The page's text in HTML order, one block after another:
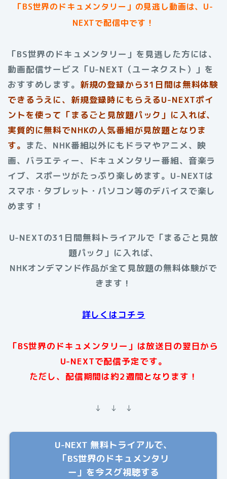
「BS世界のドキュメンタリー」 の見逃し動画は、U-
NEXTで配信中です！
「BS世界のドキュメンタリー」を見逃した方には、
動画配信サービス「U-NEXT（ユーネクスト）」を
おすすめします。 新規の登録から31日間は無料体験
できるうえに、新規登録時にもらえるU-NEXTポイ
ントを使って「まるごと見放題パック」に入れば、
実質的に無料でNHKの人気番組が見放題となりま
す。 また、NHK番組以外にもドラマやアニメ、映
画、バラエティー、ドキュメンタリー番組、音楽ラ
イブ、スポーツがたっぷり楽しめます。U-NEXTは
スマホ・タブレット・パソコン等のデバイスで楽し
めます！
U-NEXTの31日間無料トライアルで「まるごと見放
題パック」に入れば、
NHKオンデマンド作品が全て見放題の無料体験がで
きます！
詳しくはコチラ
「BS世界のドキュメンタリー」は放送日の翌日から
U-NEXTで配信予定です。
ただし、配信期間は約2週間となります！
↓ ↓ ↓
U-NEXT 無料トライアルで、
「BS世界のドキュメンタリ
ー」を今スグ視聴する